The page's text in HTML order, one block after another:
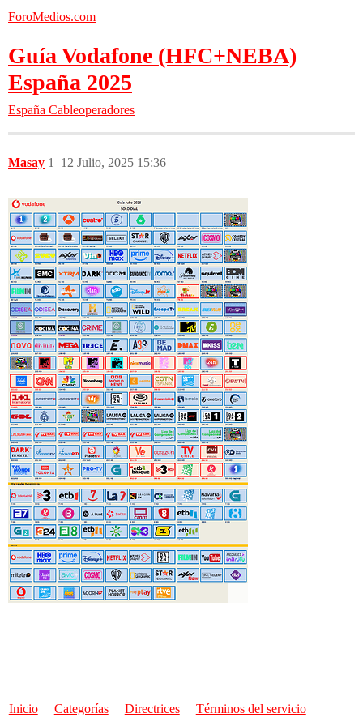
ForoMedios.com
Guía Vodafone (HFC+NEBA)
España 2025
España Cableoperadores
Masay 12 Julio, 2025 15:36
1
Inicio Categorías Directrices Términos del servicio